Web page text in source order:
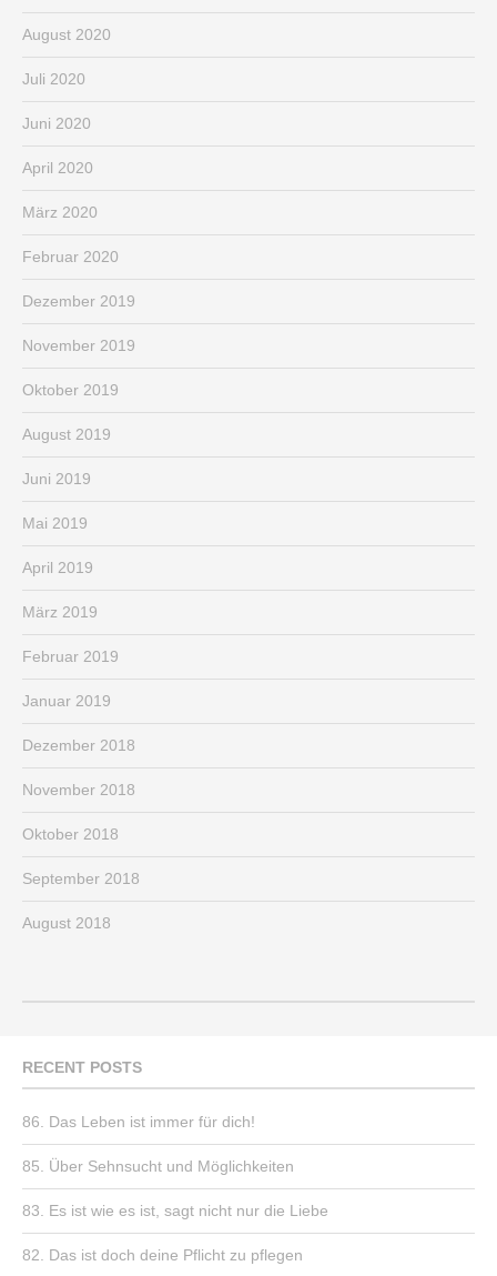
August 2020
Juli 2020
Juni 2020
April 2020
März 2020
Februar 2020
Dezember 2019
November 2019
Oktober 2019
August 2019
Juni 2019
Mai 2019
April 2019
März 2019
Februar 2019
Januar 2019
Dezember 2018
November 2018
Oktober 2018
September 2018
August 2018
RECENT POSTS
86. Das Leben ist immer für dich!
85. Über Sehnsucht und Möglichkeiten
83. Es ist wie es ist, sagt nicht nur die Liebe
82. Das ist doch deine Pflicht zu pflegen